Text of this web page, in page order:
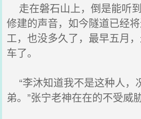
走在磐石山上，倒是能听
修建的声音，如今隧道已经
工，也没多久了，最早五月
车了。
“李沐知道我不是这种人，
弟。”张宁老神在在的不受威胁